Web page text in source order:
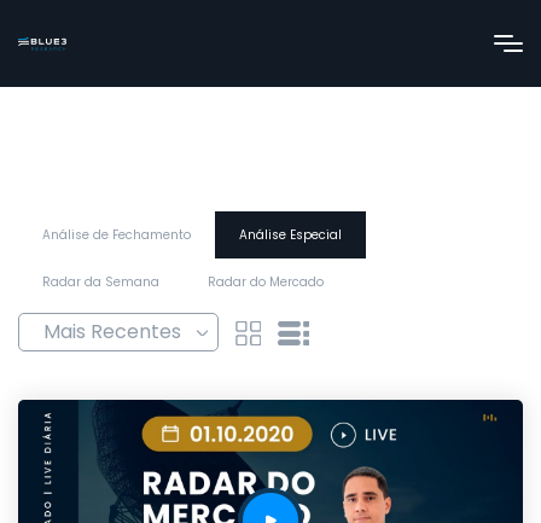
Análise de Fechamento Análise Especial
Radar da Semana Radar do Mercado